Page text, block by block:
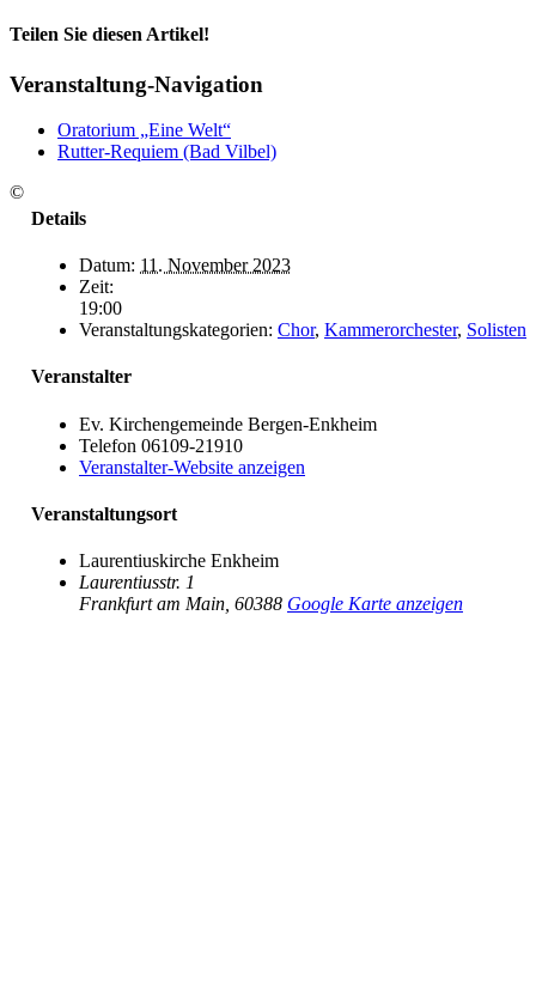
Teilen Sie diesen Artikel!
Facebook
X
LinkedIn
Tumblr
Pinterest
E-
Veranstaltung-Navigation
Oratorium „Eine Welt“
Rutter-Requiem (Bad Vilbel)
Details
Datum: 11. November 2023
Zeit:
19:00
Veranstaltungskategorien: Chor, Kammerorchester, Solisten
Veranstalter
Ev. Kirchengemeinde Bergen-Enkheim
Telefon 06109-21910
Veranstalter-Website anzeigen
Veranstaltungsort
Laurentiuskirche Enkheim
Laurentiusstr. 1
Frankfurt am Main 60388 Google Karte anzeigen
©